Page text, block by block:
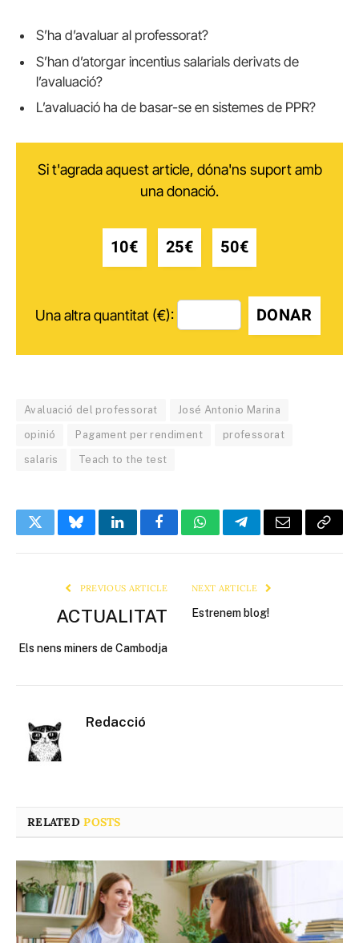
S’ha d’avaluar al professorat?
S’han d’atorgar incentius salarials derivats de
l’avaluació?
L’avaluació ha de basar-se en sistemes de PPR?
Si t'agrada aquest article, dóna'ns suport amb
una donació.
10€ 25€ 50€
Una altra quantitat (€): DONAR
Avaluació del professorat José Antonio Marina
opinió Pagament per rendiment professorat
salaris Teach to the test
TwitterBlueskyLinkedInFacebookWhatsAppTelegramEmail Copy
PREVIOUS ARTICLE
ACTUALITAT
Els nens miners de Cambodja
NEXT ARTICLE
Estrenem blog!
Redacció
RELATEDPOSTS